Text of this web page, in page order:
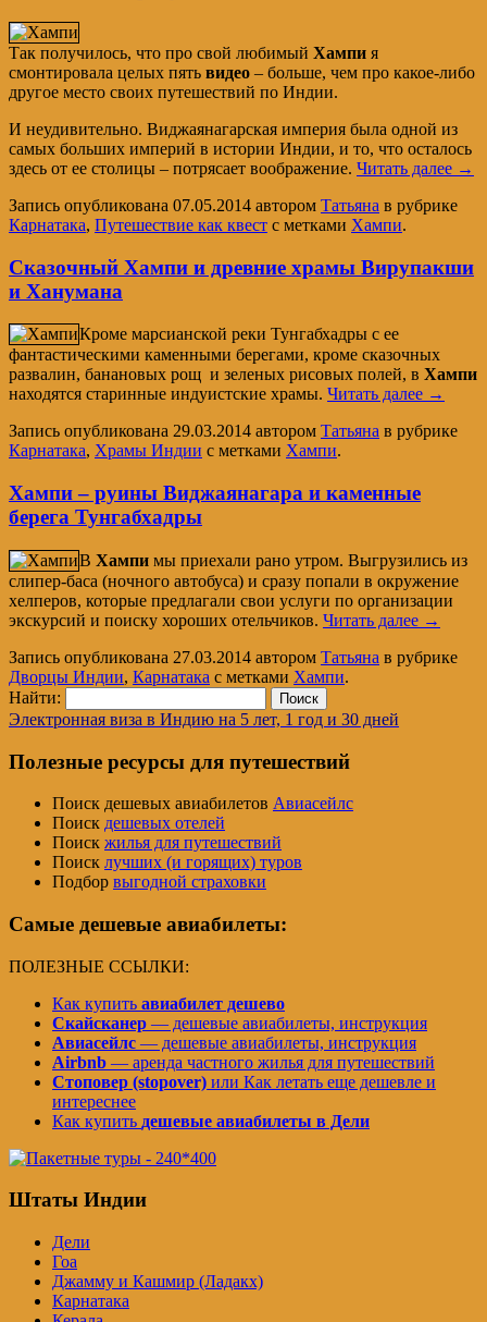
Так получилось, что про свой любимый Хампи я
смонтировала целых пять видео – больше, чем про какое-либо
другое место своих путешествий по Индии.
И неудивительно. Виджаянагарская империя была одной из
самых больших империй в истории Индии, и то, что осталось
здесь от ее столицы – потрясает воображение. Читать далее →
Запись опубликована 07.05.2014 автором Татьяна в рубрике
Карнатака, Путешествие как квест с метками Хампи.
Сказочный Хампи и древние храмы Вирупакши
и Ханумана
Кроме марсианской реки Тунгабхадры с ее
фантастическими каменными берегами, кроме сказочных
развалин, банановых рощ и зеленых рисовых полей, в Хампи
находятся старинные индуистские храмы. Читать далее →
Запись опубликована 29.03.2014 автором Татьяна в рубрике
Карнатака, Храмы Индии с метками Хампи.
Хампи – руины Виджаянагара и каменные
берега Тунгабхадры
В Хампи мы приехали рано утром. Выгрузились из
слипер-баса (ночного автобуса) и сразу попали в окружение
хелперов, которые предлагали свои услуги по организации
экскурсий и поиску хороших отельчиков. Читать далее →
Запись опубликована 27.03.2014 автором Татьяна в рубрике
Дворцы Индии, Карнатака с метками Хампи.
Найти:
Электронная виза в Индию на 5 лет, 1 год и 30 дней
Полезные ресурсы для путешествий
Поиск дешевых авиабилетов Авиасейлс
Поиск дешевых отелей
Поиск жилья для путешествий
Поиск лучших (и горящих) туров
Подбор выгодной страховки
Самые дешевые авиабилеты:
ПОЛЕЗНЫЕ ССЫЛКИ:
Как купить авиабилет дешево
Скайсканер — дешевые авиабилеты, инструкция
Авиасейлс — дешевые авиабилеты, инструкция
Airbnb — аренда частного жилья для путешествий
Стоповер (stopover) или Как летать еще дешевле и
интереснее
Как купить дешевые авиабилеты в Дели
Штаты Индии
Дели
Гоа
Джамму и Кашмир (Ладакх)
Карнатака